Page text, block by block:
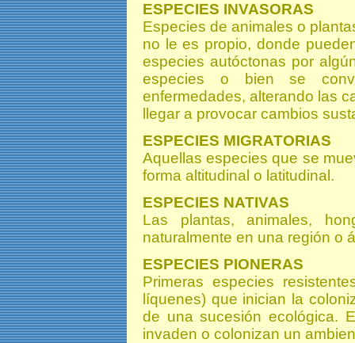
ESPECIES INVASORAS
Especies de animales o
no le es propio, donde
especies autóctonas por
especies o bien se
enfermedades, alterando las
llegar a provocar cambios
ESPECIES MIGRATORIAS
Aquellas especies que se
forma altitudinal o latitudinal.
ESPECIES NATIVAS
Las plantas, animales,
naturalmente en una región o
ESPECIES PIONERAS
Primeras especies
líquenes) que inician la
de una sucesión ecológica.
invaden o colonizan un